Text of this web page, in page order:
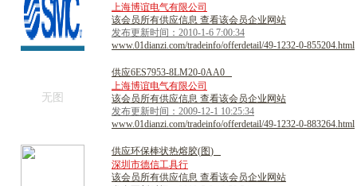
上海博谊电气有限公司
该会员所有供应信息 查看该会员企业网站
发布更新时间：2010-1-6 7:00:34
www.01dianzi.com/tradeinfo/offerdetail/49-1232-0-855204.html
无图
供应6ES7953-8LM20-0AA0
上海博谊电气有限公司
该会员所有供应信息 查看该会员企业网站
发布更新时间：2009-12-1 10:25:34
www.01dianzi.com/tradeinfo/offerdetail/49-1232-0-883264.html
供应环保棒状热熔胶(图)
深圳市德信工具行
该会员所有供应信息 查看该会员企业网站